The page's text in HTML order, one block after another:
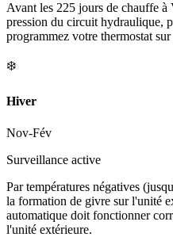
Avant les 225 jours de chauffe à
pression du circuit hydraulique,
programmez votre thermostat
❄️
Hiver
Nov-Fév
Surveillance active
Par températures négatives
la formation de givre sur l'unité
automatique doit fonctionner
l'unité extérieure.